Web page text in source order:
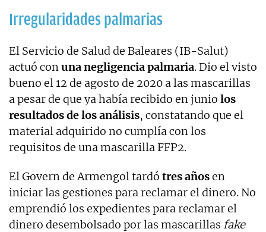
Irregularidades palmarias
El Servicio de Salud de Baleares (IB-Salut)
actuó conuna negligencia palmaria. Dio el visto
bueno el 12 de agosto de 2020 a las mascarillas
a pesar de que ya había recibido en junio los
resultados de los análisis, constatando que el
material adquirido no cumplía con los
requisitos de una mascarilla FFP2.
El Govern de Armengol tardó tres añosen
iniciar las gestiones para reclamar el dinero. No
emprendió los expedientes para reclamar el
dinero desembolsado por las mascarillas fake